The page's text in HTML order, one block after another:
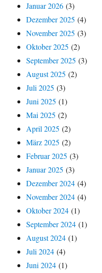
Januar 2026 (3)
Dezember 2025 (4)
November 2025 (3)
Oktober 2025 (2)
September 2025 (3)
August 2025 (2)
Juli 2025 (3)
Juni 2025 (1)
Mai 2025 (2)
April 2025 (2)
März 2025 (2)
Februar 2025 (3)
Januar 2025 (3)
Dezember 2024 (4)
November 2024 (4)
Oktober 2024 (1)
September 2024 (1)
August 2024 (1)
Juli 2024 (4)
Juni 2024 (1)